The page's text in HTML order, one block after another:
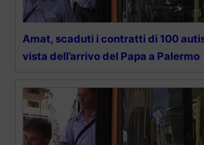
Amat, scaduti i contratti di 100
vista dell’arrivo del Papa a Palermo